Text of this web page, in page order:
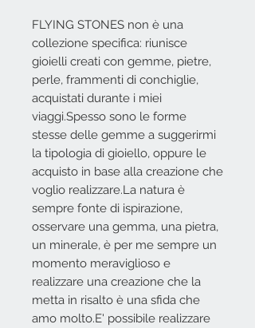
FLYING STONES non è una
collezione specifica: riunisce
gioielli creati con gemme, pietre,
perle, frammenti di conchiglie,
acquistati durante i miei
viaggi.Spesso sono le forme
stesse delle gemme a suggerirmi
la tipologia di gioiello, oppure le
acquisto in base alla creazione che
voglio realizzare.La natura è
sempre fonte di ispirazione,
osservare una gemma, una pietra,
un minerale, è per me sempre un
momento meraviglioso e
realizzare una creazione che la
metta in risalto è una sfida che
amo molto.E' possibile realizzare